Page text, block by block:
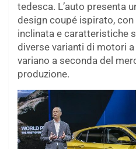
tedesca. L’auto presenta
design coupé ispirato,
inclinata e caratteristiche
diverse varianti di motori a
variano a seconda del
produzione.